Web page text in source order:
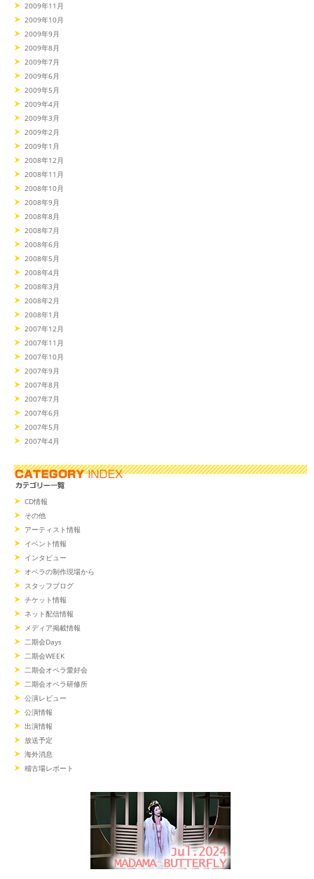
2009年11月
2009年10月
2009年9月
2009年8月
2009年7月
2009年6月
2009年5月
2009年4月
2009年3月
2009年2月
2009年1月
2008年12月
2008年11月
2008年10月
2008年9月
2008年8月
2008年7月
2008年6月
2008年5月
2008年4月
2008年3月
2008年2月
2008年1月
2007年12月
2007年11月
2007年10月
2007年9月
2007年8月
2007年7月
2007年6月
2007年5月
2007年4月
CD情報
その他
アーティスト情報
イベント情報
インタビュー
オペラの制作現場から
スタッフブログ
チケット情報
ネット配信情報
メディア掲載情報
二期会Days
二期会WEEK
二期会オペラ愛好会
二期会オペラ研修所
公演レビュー
公演情報
出演情報
放送予定
海外消息
稽古場レポート